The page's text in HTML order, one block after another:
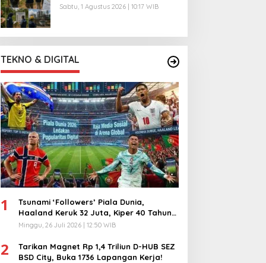
Sabtu, 1 Agustus 2026 | 10:17 WIB
TEKNO & DIGITAL
1
Tsunami ‘Followers’ Piala Dunia,
Haaland Keruk 32 Juta, Kiper 40 Tahun
Bikin Geger!
Minggu, 26 Juli 2026 | 12:50 WIB
2
Tarikan Magnet Rp 1,4 Triliun D-HUB SEZ
BSD City, Buka 1736 Lapangan Kerja!